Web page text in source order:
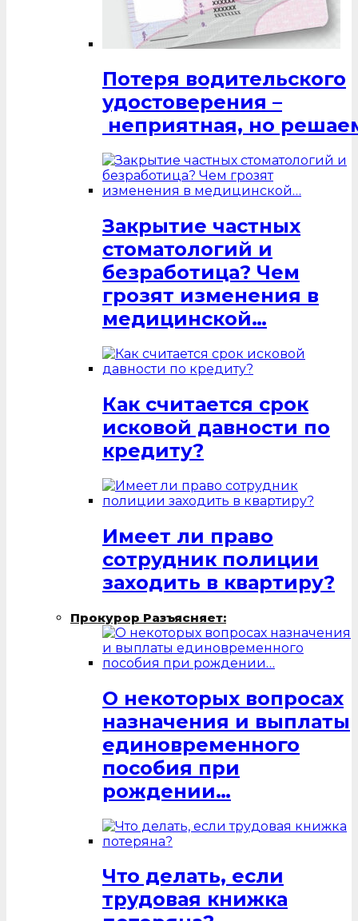
Потеря водительского
удостоверения –
неприятная, но
Закрытие частных
стоматологий и
безработица? Чем
грозят изменения в
медицинской…
Как считается срок
исковой давности по
кредиту?
Имеет ли право
сотрудник полиции
заходить в квартиру?
Прокурор Разъясняет:
О некоторых вопросах
назначения и выплаты
единовременного
пособия при
рождении…
Что делать, если
трудовая книжка